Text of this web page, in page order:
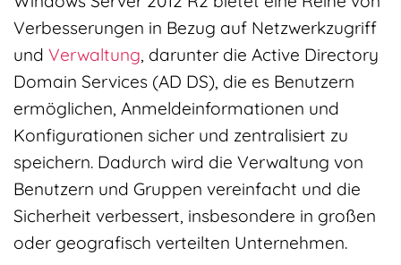
Verbesserungen in Bezug auf Netzwerkzugriff
und Verwaltung, darunter die Active Directory
Domain Services (AD DS), die es Benutzern
ermöglichen, Anmeldeinformationen und
Konfigurationen sicher und zentralisiert zu
speichern. Dadurch wird die Verwaltung von
Benutzern und Gruppen vereinfacht und die
Sicherheit verbessert, insbesondere in großen
oder geografisch verteilten Unternehmen.